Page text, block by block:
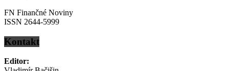
FN Finančné Noviny
ISSN 2644-5999
Kontakt
Editor: